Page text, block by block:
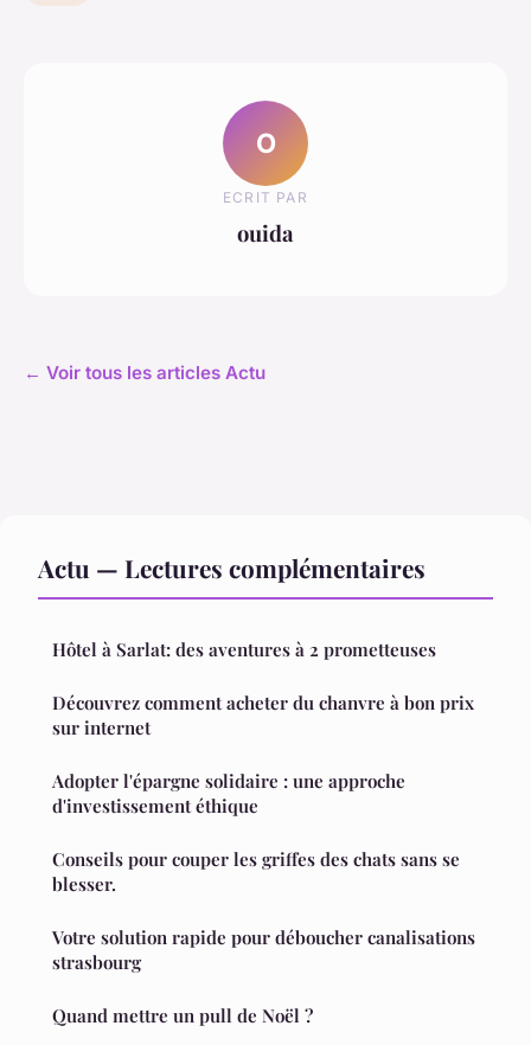
O
ECRIT PAR
ouida
← Voir tous les articles Actu
Actu — Lectures complémentaires
Hôtel à Sarlat: des aventures à 2 prometteuses
Découvrez comment acheter du chanvre à bon prix
sur internet
Adopter l'épargne solidaire : une approche
d'investissement éthique
Conseils pour couper les griffes des chats sans se
blesser.
Votre solution rapide pour déboucher canalisations
strasbourg
Quand mettre un pull de Noël ?